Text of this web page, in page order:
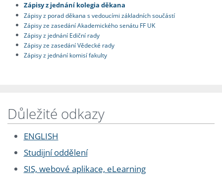
Zápisy z jednání kolegia děkana
Zápisy z porad děkana s vedoucími základních součástí
Zápisy ze zasedání Akademického senátu FF UK
Zápisy z jednání Ediční rady
Zápisy ze zasedání Vědecké rady
Zápisy z jednání komisí fakulty
Důležité odkazy
ENGLISH
Studijní oddělení
SIS, webové aplikace, eLearning